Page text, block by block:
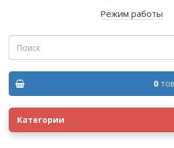
Режим работы
0
Категории